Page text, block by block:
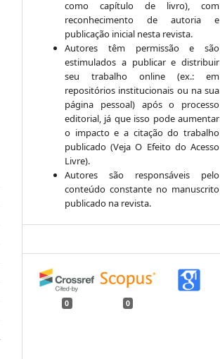
como capítulo de livro), com
reconhecimento de autoria e
publicação inicial nesta revista.
Autores têm permissão e são
estimulados a publicar e distribuir
seu trabalho online (ex.: em
repositórios institucionais ou na sua
página pessoal) após o processo
editorial, já que isso pode aumentar
o impacto e a citação do trabalho
publicado (Veja O Efeito do Acesso
Livre).
Autores são responsáveis pelo
conteúdo constante no manuscrito
publicado na revista.
0 0